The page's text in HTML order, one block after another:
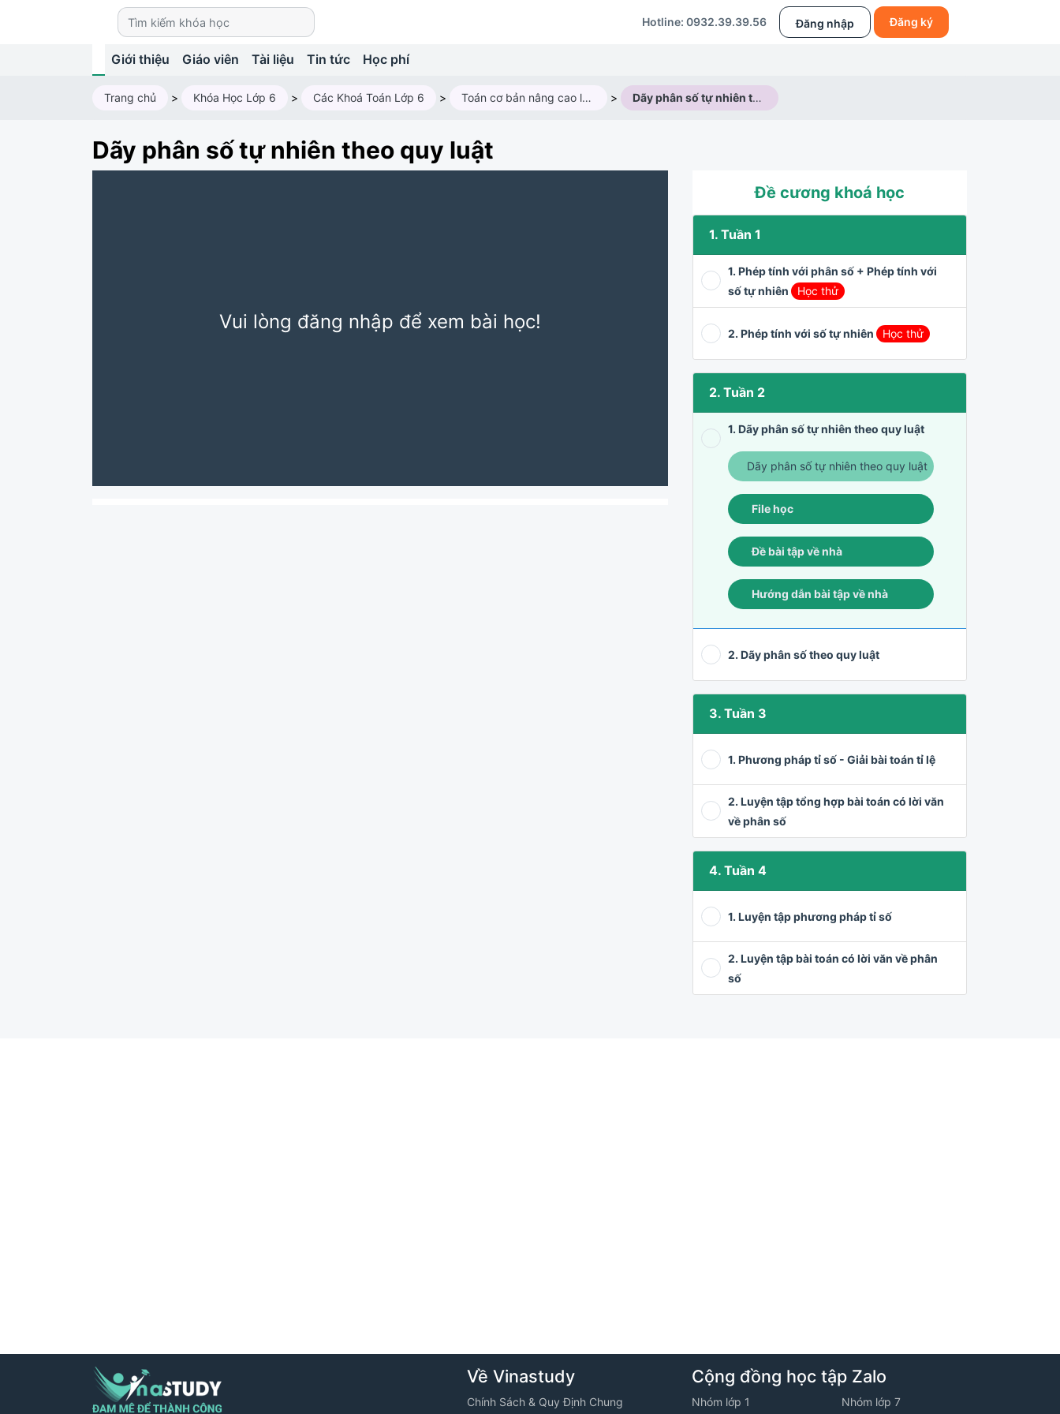
Hotline: 0932.39.39.56 Đăng nhập Đăng ký
Giới thiệu Giáo viên Tài liệu Tin tức Học phí
Trang chủ > Khóa Học Lớp 6 > Các Khoá Toán Lớp 6 > Toán cơ bản nâng cao lớp 6AV3 - Năm học 2024-2025 > Dãy phân số tự nhiên theo quy luật
Dãy phân số tự nhiên theo quy luật
Vui lòng đăng nhập để xem bài học!
Đề cương khoá học
1. Tuần 1
1. Phép tính với phân số + Phép tính với
số tự nhiên
Học thử
2. Phép tính với số tự nhiên Học thử
2. Tuần 2
1. Dãy phân số tự nhiên theo quy luật
Dãy phân số tự nhiên theo quy luật
File học
Đề bài tập về nhà
Hướng dẫn bài tập về nhà
2. Dãy phân số theo quy luật
3. Tuần 3
1. Phương pháp tỉ số - Giải bài toán tỉ lệ
2. Luyện tập tổng hợp bài toán có lời văn
về phân số
4. Tuần 4
1. Luyện tập phương pháp tỉ số
2. Luyện tập bài toán có lời văn về phân
số
1. Cộng trừ số tự nhiên
Về Vinastudy
Chính Sách & Quy Định Chung
Cộng đồng học tập Zalo
Nhóm lớp 1 Nhóm lớp 7